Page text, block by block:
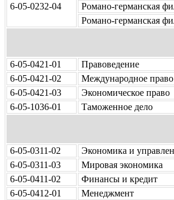
6-05-0232-04
Романо-германская
Романо-германская
6-05-0421-01 Правоведение
6-05-0421-02
Международное право
6-05-0421-03
Экономическое право
6-05-1036-01
Таможенное дело
6-05-0311-02 Экономика и
6-05-0311-03
Мировая экономика
6-05-0411-02
Финансы и кредит
6-05-0412-01
Менеджмент